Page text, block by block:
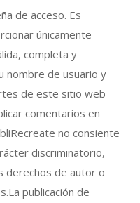
de acceso. Es
únicamente
completa y
nombre de usuario y
de este sitio web
comentarios en
no consiente
discriminatorio,
derechos de autor o
publicación de